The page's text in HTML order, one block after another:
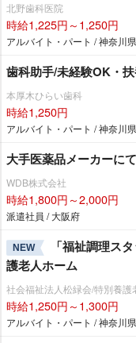
北野歯科医院
時給1,225円～1,250円
アルバイト・パート / 神奈川県
歯科助手/未経験OK・
本厚木ひらい歯科
時給1,250円
アルバイト・パート / 神奈川県
大手医薬品メーカーに
WDB株式会社
時給1,800円～2,000円
派遣社員 / 大阪府
NEW
「福祉調理ス
護老人ホーム
社会福祉法人松緑会/特別養護
時給1,250円～1,300円
アルバイト・パート / 神奈川県